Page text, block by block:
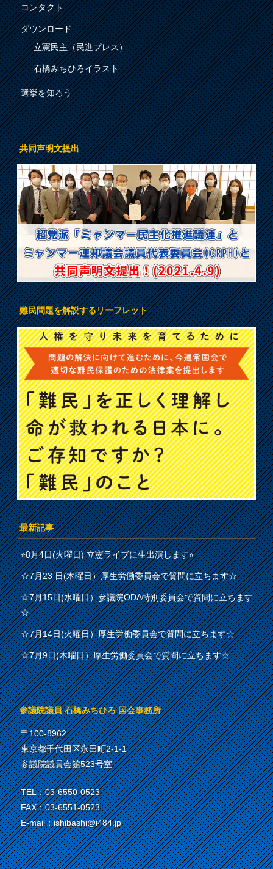
コンタクト
ダウンロード
立憲民主（民進プレス）
石橋みちひろイラスト
選挙を知ろう
共同声明文提出
難民問題を解説するリーフレット
最新記事
⭐︎8月4日(火曜日) 立憲ライブに生出演します⭐︎
☆7月23 日(木曜日）厚生労働委員会で質問に立ちます☆
☆7月15日(水曜日）参議院ODA特別委員会で質問に立ちます
☆
☆7月14日(火曜日）厚生労働委員会で質問に立ちます☆
☆7月9日(木曜日）厚生労働委員会で質問に立ちます☆
参議院議員 石橋みちひろ 国会事務所
〒100-8962
東京都千代田区永田町2-1-1
参議院議員会館523号室
TEL：03-6550-0523
FAX：03-6551-0523
E-mail：ishibashi@i484.jp